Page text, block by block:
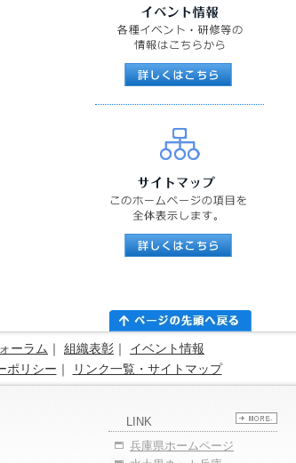
ーラム ｜ 組織表彰 ｜ イベント情報
ポリシー ｜ リンク一覧・サイトマップ
LINK
兵庫県ホームページ